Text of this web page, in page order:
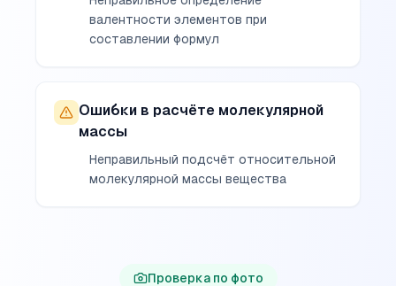
валентности элементов при
составлении формул
Ошибки в расчёте молекулярной
массы
Неправильный подсчёт относительной
молекулярной массы вещества
Проверка по фото